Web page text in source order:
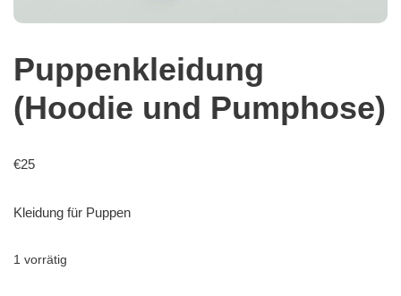
Puppenkleidung
(Hoodie und Pumphose)
€25
Kleidung für Puppen
1 vorrätig